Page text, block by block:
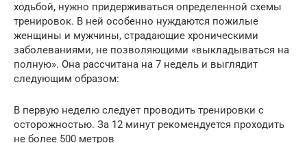
ходьбой, нужно придерживаться определенной схемы
тренировок. В ней особенно нуждаются пожилые
женщины и мужчины, страдающие хроническими
заболеваниями, не позволяющими «выкладываться на
полную». Она рассчитана на 7 недель и выглядит
следующим образом:
В первую неделю следует проводить тренировки с
осторожностью. За 12 минут рекомендуется проходить
не более 500 метров